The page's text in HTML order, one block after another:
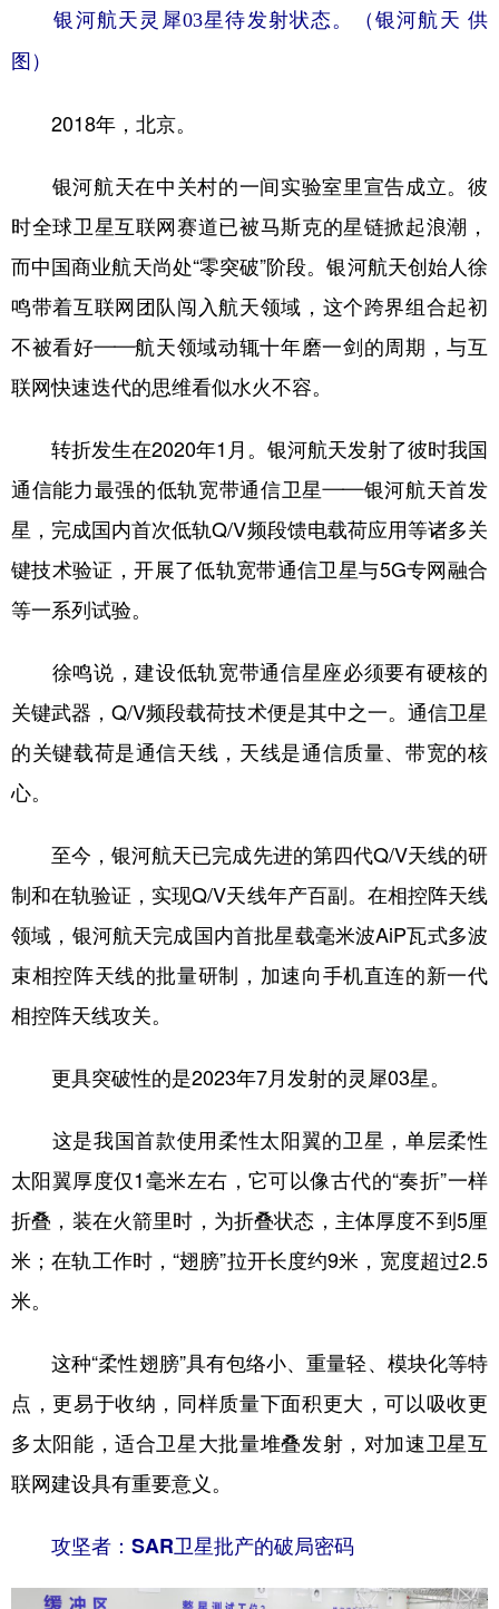
Deutsch Português
银河航天灵犀03星待发射状态。（银河航天 供
图）
2018年，北京。
银河航天在中关村的一间实验室里宣告成立。彼
时全球卫星互联网赛道已被马斯克的星链掀起浪潮，
而中国商业航天尚处“零突破”阶段。银河航天创始人徐
鸣带着互联网团队闯入航天领域，这个跨界组合起初
不被看好——航天领域动辄十年磨一剑的周期，与互
联网快速迭代的思维看似水火不容。
转折发生在2020年1月。银河航天发射了彼时我国
通信能力最强的低轨宽带通信卫星——银河航天首发
星，完成国内首次低轨Q/V频段馈电载荷应用等诸多关
键技术验证，开展了低轨宽带通信卫星与5G专网融合
等一系列试验。
徐鸣说，建设低轨宽带通信星座必须要有硬核的
关键武器，Q/V频段载荷技术便是其中之一。通信卫星
的关键载荷是通信天线，天线是通信质量、带宽的核
心。
至今，银河航天已完成先进的第四代Q/V天线的研
制和在轨验证，实现Q/V天线年产百副。在相控阵天线
领域，银河航天完成国内首批星载毫米波AiP瓦式多波
束相控阵天线的批量研制，加速向手机直连的新一代
相控阵天线攻关。
更具突破性的是2023年7月发射的灵犀03星。
这是我国首款使用柔性太阳翼的卫星，单层柔性
太阳翼厚度仅1毫米左右，它可以像古代的“奏折”一样
折叠，装在火箭里时，为折叠状态，主体厚度不到5厘
米；在轨工作时，“翅膀”拉开长度约9米，宽度超过2.5
米。
这种“柔性翅膀”具有包络小、重量轻、模块化等特
点，更易于收纳，同样质量下面积更大，可以吸收更
多太阳能，适合卫星大批量堆叠发射，对加速卫星互
联网建设具有重要意义。
攻坚者：SAR卫星批产的破局密码